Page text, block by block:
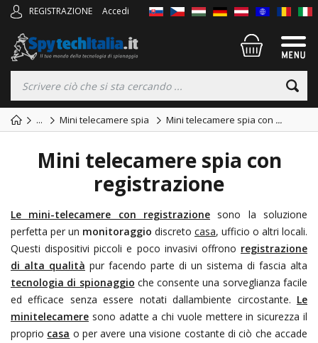
REGISTRAZIONE Accedi
... Mini telecamere spia Mini telecamere spia con ...
Mini telecamere spia con
registrazione
Le mini-telecamere con registrazione sono la soluzione
perfetta per un monitoraggio discreto casa, ufficio o altri locali.
Questi dispositivi piccoli e poco invasivi offrono registrazione
di alta qualità pur facendo parte di un sistema di fascia alta
tecnologia di spionaggio che consente una sorveglianza facile
ed efficace senza essere notati dallambiente circostante. Le
minitelecamere sono adatte a chi vuole mettere in sicurezza il
proprio casa o per avere una visione costante di ciò che accade